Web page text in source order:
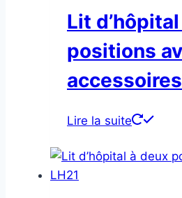
Lit
positions
Lire la suite